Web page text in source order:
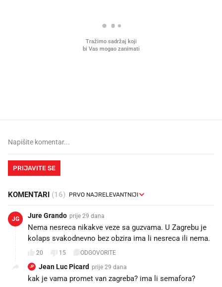
PRIJAVITE SE
KOMENTARI (16)
JG Jure Grando prije 29 dana
Nema nesreca nikakve veze sa guzvama. U Zagrebu je
kolaps svakodnevno bez obzira ima li nesreca ili nema.
20 15 ODGOVORITE
JP Jean Luc Picard prije 29 dana
kak je vama promet van zagreba? ima li semafora?